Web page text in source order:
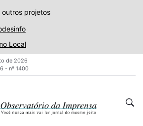
outros projetos
Local
de 2026
- nº 1400